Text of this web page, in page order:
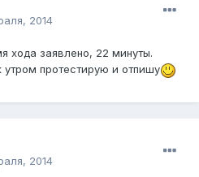
2014
хода заявлено, 22 минуты.
протестирую и отпишу
2014